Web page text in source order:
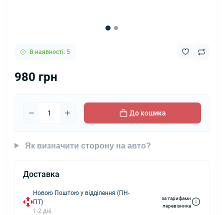
В наявності: 5
980 грн
До кошика
Як визначити сторону на авто?
Доставка
Новою Поштою у відділення (ПН-
ПТ)
1-2 дні
за тарифами
перевізника